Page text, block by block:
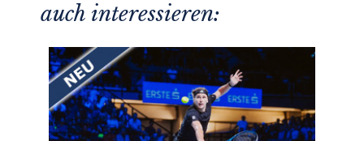
auch interessieren: